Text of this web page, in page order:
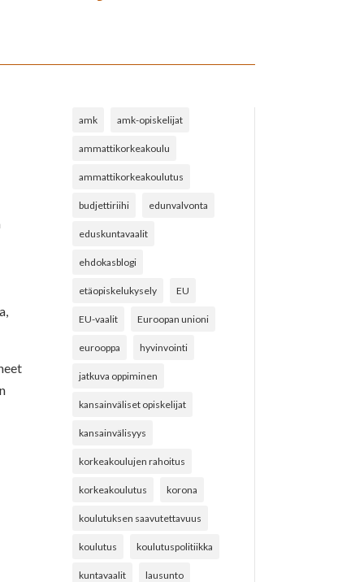
amk amk-opiskelijat
ammattikorkeakoulu
ammattikorkeakoulutus
budjettiriihi edunvalvonta
eduskuntavaalit
ehdokasblogi
etäopiskelukysely EU
EU-vaalit Euroopan unioni
eurooppa hyvinvointi
jatkuva oppiminen
kansainväliset opiskelijat
kansainvälisyys
korkeakoulujen rahoitus
korkeakoulutus korona
koulutuksen saavutettavuus
koulutus koulutuspolitiikka
kuntavaalit lausunto